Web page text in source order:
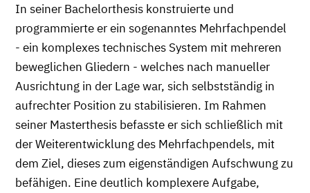
In seiner Bachelorthesis konstruierte und
programmierte er ein sogenanntes Mehrfachpendel
- ein komplexes technisches System mit mehreren
beweglichen Gliedern - welches nach manueller
Ausrichtung in der Lage war, sich selbstständig in
aufrechter Position zu stabilisieren. Im Rahmen
seiner Masterthesis befasste er sich schließlich mit
der Weiterentwicklung des Mehrfachpendels, mit
dem Ziel, dieses zum eigenständigen Aufschwung zu
befähigen. Eine deutlich komplexere Aufgabe,